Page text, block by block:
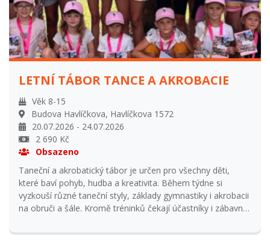
LETNÍ TÁBOR TANCE A AKROBACIE
Věk 8-15
Budova Havlíčkova, Havlíčkova 1572
20.07.2026 - 24.07.2026
2 690 Kč
Obsazeno
Taneční a akrobatický tábor je určen pro všechny děti,
které baví pohyb, hudba a kreativita. Během týdne si
vyzkouší různé taneční styly, základy gymnastiky i akrobacii
na obruči a šále. Kromě tréninků čekají účastníky i zábavné
letní atmosféra. Tábor je vhodný pro začátečníky i